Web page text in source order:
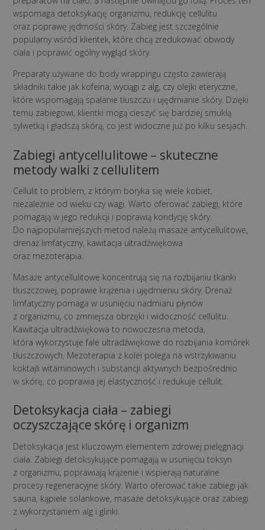
wspomaga detoksykację organizmu, redukcję cellulitu
oraz poprawę jędrności skóry. Zabieg jest szczególnie
popularny wśród klientek, które chcą zredukować obwody
ciała i poprawić ogólny wygląd skóry.
Preparaty używane do body wrappingu często zawierają
składniki takie jak kofeina, wyciągi z alg, czy olejki eteryczne,
które wspomagają spalanie tłuszczu i ujędrnianie skóry. Dzięki
temu zabiegowi, klientki mogą cieszyć się bardziej smukłą
sylwetką i gładszą skórą, co jest widoczne już po kilku sesjach.
Zabiegi antycellulitowe – skuteczne
metody walki z cellulitem
Cellulit to problem, z którym boryka się wiele kobiet,
niezależnie od wieku czy wagi. Warto oferować zabiegi, które
pomagają w jego redukcji i poprawią kondycję skóry.
Do najpopularniejszych metod należą masaże antycellulitowe,
drenaż limfatyczny, kawitacja ultradźwiękowa
oraz mezoterapia.
Masaże antycellulitowe koncentrują się na rozbijaniu tkanki
tłuszczowej, poprawie krążenia i ujędrnieniu skóry. Drenaż
limfatyczny pomaga w usunięciu nadmiaru płynów
z organizmu, co zmniejsza obrzęki i widoczność cellulitu.
Kawitacja ultradźwiękowa to nowoczesna metoda,
która wykorzystuje fale ultradźwiękowe do rozbijania komórek
tłuszczowych. Mezoterapia z kolei polega na wstrzykiwaniu
koktajli witaminowych i substancji aktywnych bezpośrednio
w skórę, co poprawia jej elastyczność i redukuje cellulit.
Detoksykacja ciała – zabiegi
oczyszczające skórę i organizm
Detoksykacja jest kluczowym elementem zdrowej pielęgnacji
ciała. Zabiegi detoksykujące pomagają w usunięciu toksyn
z organizmu, poprawiają krążenie i wspierają naturalne
procesy regeneracyjne skóry. Warto oferować takie zabiegi jak
sauna, kąpiele solankowe, masaże detoksykujące oraz zabiegi
z wykorzystaniem alg i glinki.